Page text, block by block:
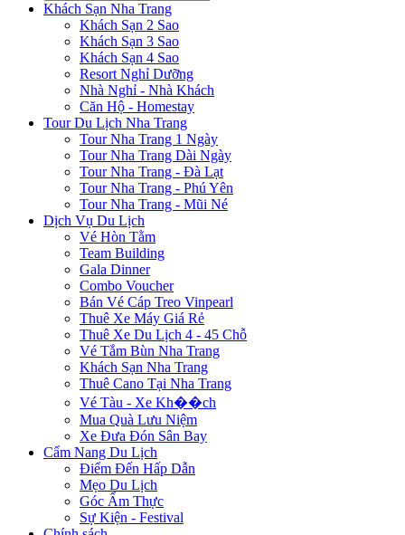
Khách Sạn Nha Trang
Khách Sạn 2 Sao
Khách Sạn 3 Sao
Khách Sạn 4 Sao
Resort Nghỉ Dưỡng
Nhà Nghỉ - Nhà Khách
Căn Hộ - Homestay
Tour Du Lịch Nha Trang
Tour Nha Trang 1 Ngày
Tour Nha Trang Dài Ngày
Tour Nha Trang - Đà Lạt
Tour Nha Trang - Phú Yên
Tour Nha Trang - Mũi Né
Dịch Vụ Du Lịch
Vé Hòn Tằm
Team Building
Gala Dinner
Combo Voucher
Bán Vé Cáp Treo Vinpearl
Thuê Xe Máy Giá Rẻ
Thuê Xe Du Lịch 4 - 45 Chỗ
Vé Tắm Bùn Nha Trang
Khách Sạn Nha Trang
Thuê Cano Tại Nha Trang
Vé Tàu - Xe Kh��ch
Mua Quà Lưu Niệm
Xe Đưa Đón Sân Bay
Cẩm Nang Du Lịch
Điểm Đến Hấp Dẫn
Mẹo Du Lịch
Góc Ẩm Thực
Sự Kiện - Festival